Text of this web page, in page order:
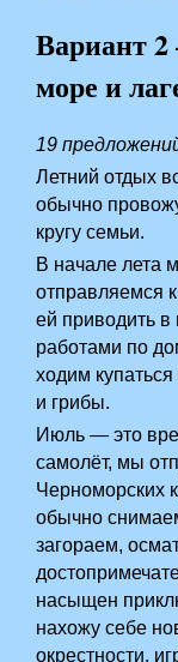
Вариант
море и
19
Летний отдых
обычно
кругу семьи.
В начале лета
отправляемся
ей приводить в
работами по
ходим
и грибы.
Июль — это
самолёт, мы
Черноморских
обычно
загораем,
насыщен
нахожу себе
окрестности,